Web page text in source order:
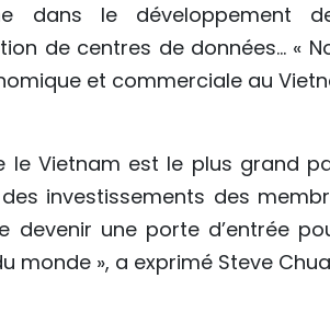
dans le développement
de centres de données... «
et commerciale au
Vietnam est le plus grand
investissements des
devenir une porte d’entrée
monde », a exprimé Steve